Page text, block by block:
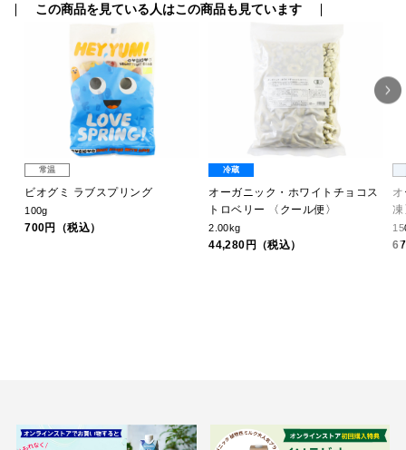
この商品を見ている人はこの商品も見ています
常温
ビオグミ ラブスプリング
100g
700円（税込）
冷蔵
オーガニック・ホワイトチョコス
トロベリー 〈クール便〉
2.00kg
44,280円（税込）